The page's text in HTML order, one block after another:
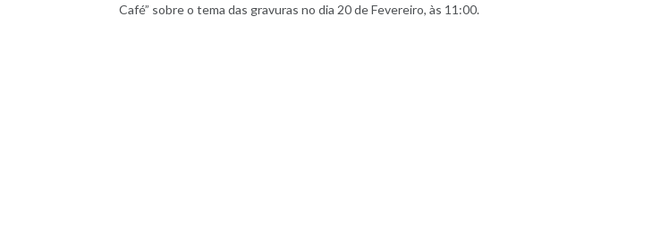
Café” sobre o tema das gravuras no dia 20 de Fevereiro, às 11:00.